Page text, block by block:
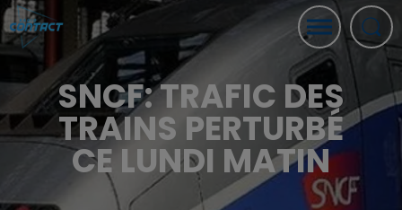
SNCF: TRAFIC DES
TRAINS PERTURBÉ
CE LUNDI MATIN